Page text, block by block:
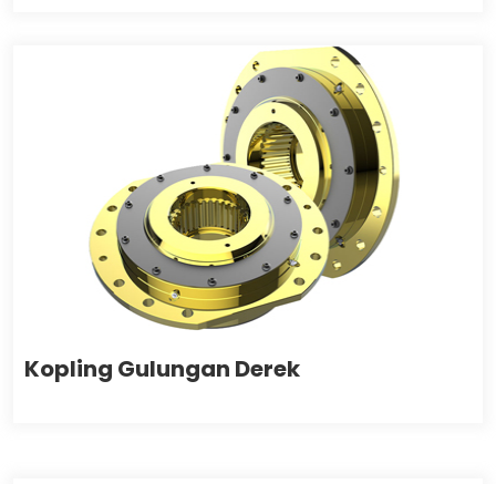
Kopling Gulungan Derek